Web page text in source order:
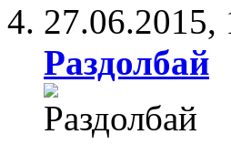
27.06.2015,
Раздолбай